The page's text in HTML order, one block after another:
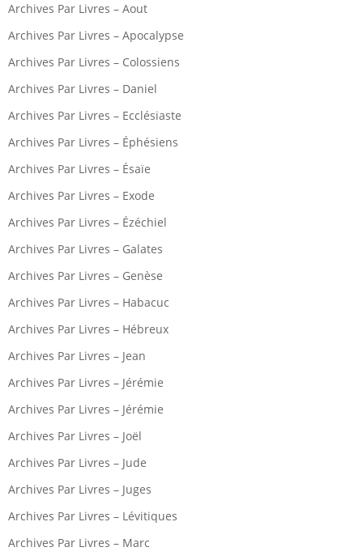
Archives Par Livres – Aout
Archives Par Livres – Apocalypse
Archives Par Livres – Colossiens
Archives Par Livres – Daniel
Archives Par Livres – Ecclésiaste
Archives Par Livres – Éphésiens
Archives Par Livres – Ésaïe
Archives Par Livres – Exode
Archives Par Livres – Ézéchiel
Archives Par Livres – Galates
Archives Par Livres – Genèse
Archives Par Livres – Habacuc
Archives Par Livres – Hébreux
Archives Par Livres – Jean
Archives Par Livres – Jérémie
Archives Par Livres – Jérémie
Archives Par Livres – Joël
Archives Par Livres – Jude
Archives Par Livres – Juges
Archives Par Livres – Lévitiques
Archives Par Livres – Marc